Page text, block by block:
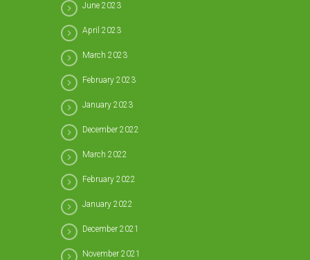
June 2023
April 2023
March 2023
February 2023
January 2023
December 2022
March 2022
February 2022
January 2022
December 2021
November 2021